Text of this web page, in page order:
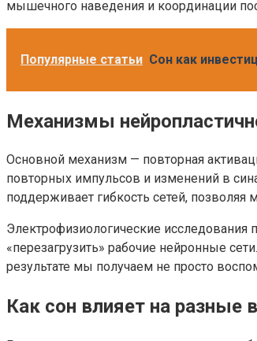
мышечного наведения и координации
Популярные статьи Сон как
Механизмы
Основной механизм — повторная
повторных импульсов и изменений в
поддерживает гибкость сетей, позволяя
Электрофизиологические исследования
«перезагрузить» рабочие нейронные
результате мы получаем не просто
Как сон влияет на разные